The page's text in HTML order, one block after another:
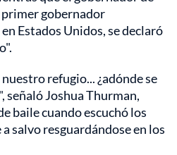
gobernador
Estados Unidos, se declaró
refugio... ¿adónde se
señaló Joshua Thurman,
baile cuando escuchó los
salvo resguardándose en los